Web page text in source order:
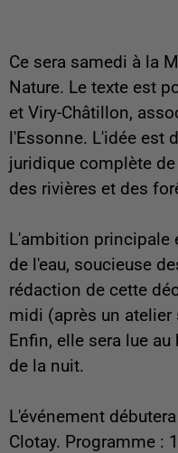
Ce sera samedi à la
Nature. Le texte est
et Viry-Châtillon,
l'Essonne. L'idée est
juridique complète
des rivières et des
L'ambition principale
de l'eau, soucieuse
rédaction de cette
midi (après un atelier
Enfin, elle sera lue
de la nuit.
L'événement
Clotay. Programme :